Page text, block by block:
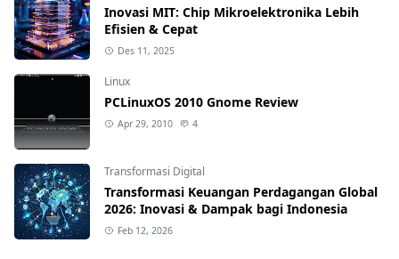
Inovasi MIT: Chip Mikroelektronika Lebih
Efisien & Cepat
Des 11, 2025
Linux
PCLinuxOS 2010 Gnome Review
Apr 29, 2010 4
Transformasi Digital
Transformasi Keuangan Perdagangan Global
2026: Inovasi & Dampak bagi Indonesia
Feb 12, 2026